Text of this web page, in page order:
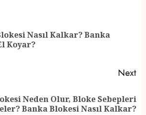
Nasıl Kalkar? Banka
Koyar?
Next
Neden Olur, Bloke Sebepleri
Banka Blokesi Nasıl Kalkar?